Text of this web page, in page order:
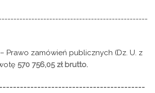
Prawo zamówień publicznych (Dz. U. z
570 756,05 zł brutto.